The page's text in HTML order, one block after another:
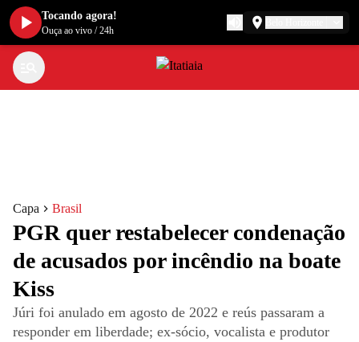
Capa Brasil
PGR quer restabelecer condenação
de acusados por incêndio na boate
Kiss
Júri foi anulado em agosto de 2022 e reús passaram a
responder em liberdade; ex-sócio, vocalista e produtor
Tocando agora!
Ouça ao vivo /24h